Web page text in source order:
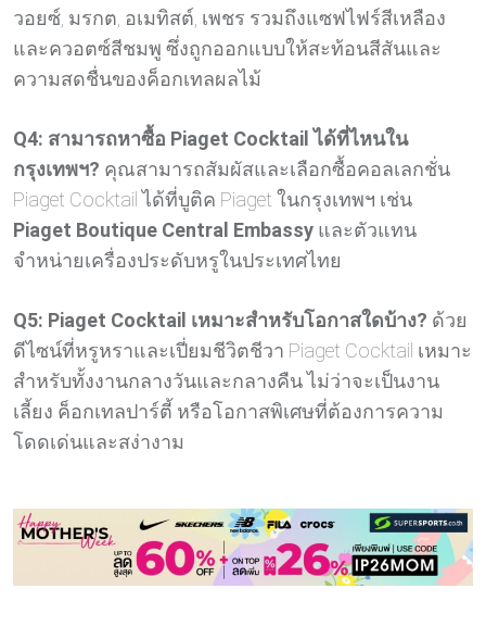
วอยซ์, มรกต, อเมทิสต์, เพชร รวมถึงแซฟไฟร์สีเหลือง
และควอตซ์สีชมพู ซึ่งถูกออกแบบให้สะท้อนสีสันและ
ความสดชื่นของค็อกเทลผลไม้
Q4: สามารถหาซื้อ Piaget Cocktail ได้ที่ไหนใน
กรุงเทพฯ? คุณสามารถสัมผัสและเลือกซื้อคอลเลกชั่น
Piaget Cocktail ได้ที่บูติค Piaget ในกรุงเทพฯ เช่น
Piaget Boutique Central Embassy และตัวแทน
จำหน่ายเครื่องประดับหรูในประเทศไทย
Q5: Piaget Cocktail เหมาะสำหรับโอกาสใดบ้าง? ด้วย
ดีไซน์ที่หรูหราและเปี่ยมชีวิตชีวา Piaget Cocktail เหมาะ
สำหรับทั้งงานกลางวันและกลางคืน ไม่ว่าจะเป็นงาน
เลี้ยง ค็อกเทลปาร์ตี้ หรือโอกาสพิเศษที่ต้องการความ
โดดเด่นและสง่างาม